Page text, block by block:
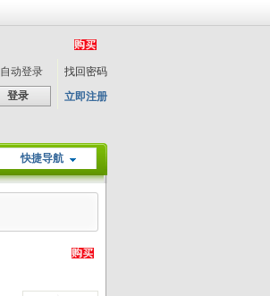
自动登录
找回密码
登录 立即注册
快捷导航